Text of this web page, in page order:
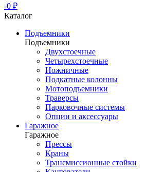
-0 ₽
Каталог
Подъемники
Подъемники
Двухстоечные
Четырехстоечные
Ножничные
Подкатные колонны
Мотоподъемники
Траверсы
Парковочные системы
Опции и аксессуары
Гаражное
Гаражное
Прессы
Краны
Трансмиссионные стойки